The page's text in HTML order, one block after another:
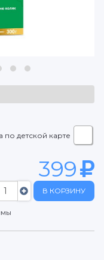
по детской карте
399
В КОРЗИНУ